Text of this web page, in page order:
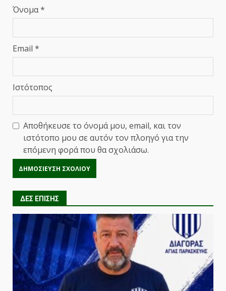
Όνομα*
Email *
Ιστότοπος
Αποθήκευσε το όνομά μου, email, και τον
ιστότοπο μου σε αυτόν τον πλοηγό για την
επόμενη φορά που θα σχολιάσω.
ΔΕΣ ΕΠΙΣΗΣ